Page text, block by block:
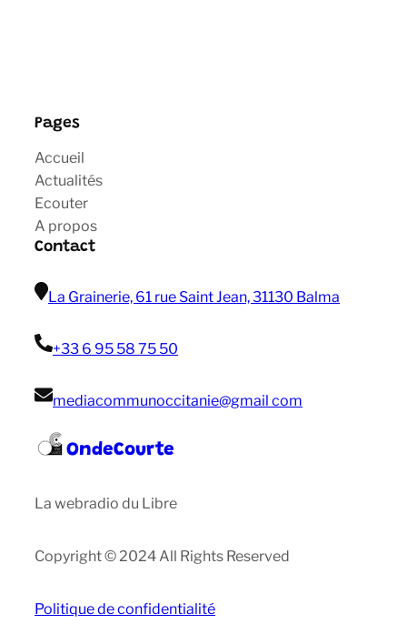
Pages
Accueil
Actualités
Ecouter
A propos
Contact
La Grainerie, 61 rue Saint Jean, 31130 Balma
+33 6 95 58 75 50
mediacommunoccitanie@gmail com
OndeCourte
La webradio du Libre
Copyright © 2024 All Rights Reserved
Politique de confidentialité